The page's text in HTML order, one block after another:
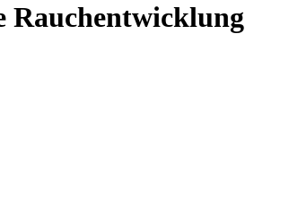
Rauchentwicklung